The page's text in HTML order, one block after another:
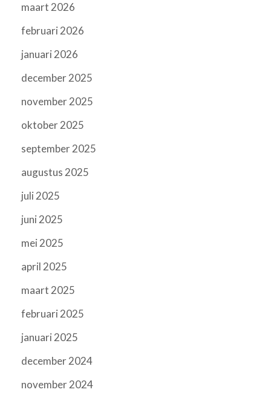
maart 2026
februari 2026
januari 2026
december 2025
november 2025
oktober 2025
september 2025
augustus 2025
juli 2025
juni 2025
mei 2025
april 2025
maart 2025
februari 2025
januari 2025
december 2024
november 2024